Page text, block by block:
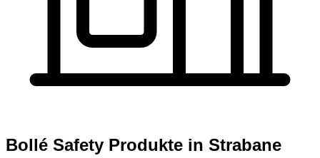
Bollé Safety Produkte in Strabane